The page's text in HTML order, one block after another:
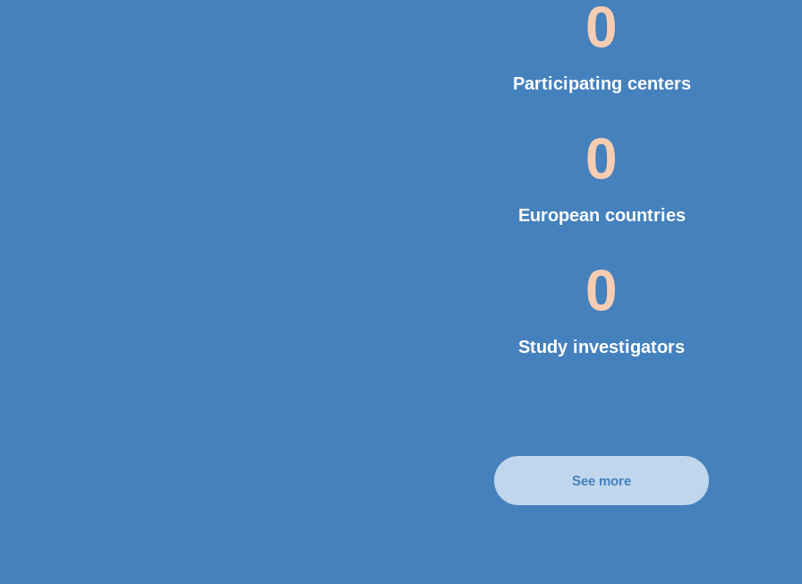
0
Participating centers
0
European countries
0
Study investigators
See more